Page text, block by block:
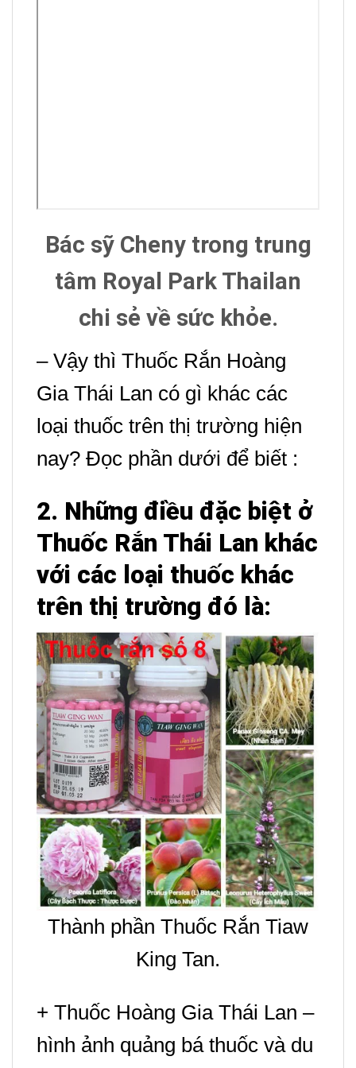
Bác sỹ Cheny trong trung
tâm Royal Park Thailan
chi sẻ về sức khỏe.
– Vậy thì Thuốc Rắn Hoàng
Gia Thái Lan có gì khác các
loại thuốc trên thị trường hiện
nay? Đọc phần dưới để biết :
2. Những điều đặc biệt ở
Thuốc Rắn Thái Lan khác
với các loại thuốc khác
trên thị trường đó là:
Thành phần Thuốc Rắn Tiaw
King Tan.
+ Thuốc Hoàng Gia Thái Lan –
hình ảnh quảng bá thuốc và du